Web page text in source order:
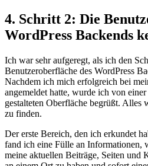
4. Schritt 2: Die
WordPress Backends
Ich war sehr aufgeregt, als ich den
Benutzeroberfläche des WordPress
Nachdem ich mich erfolgreich bei
angemeldet hatte, wurde ich von
gestalteten Oberfläche begrüßt. Alles
zu finden.
Der erste Bereich, den ich erkundet
fand ich eine Fülle an Informationen,
meine aktuellen Beiträge, Seiten und